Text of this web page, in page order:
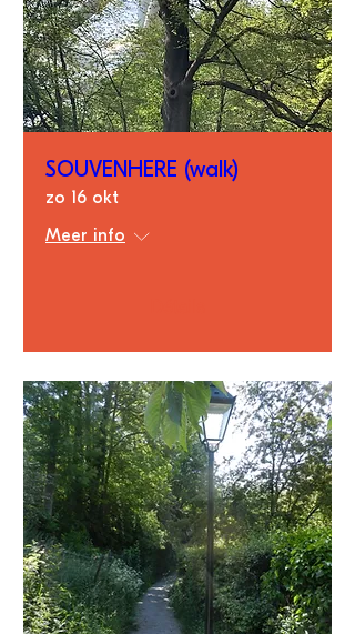
SOUVENHERE (walk)
zo 16 okt
Meer info